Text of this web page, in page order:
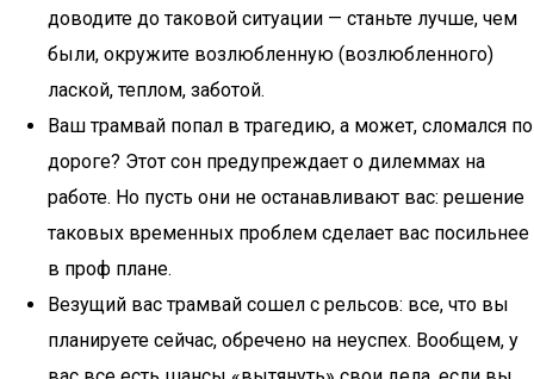
доводите до таковой ситуации — станьте лучше, чем
были, окружите возлюбленную (возлюбленного)
лаской, теплом, заботой.
Ваш трамвай попал в трагедию, а может, сломался по
дороге? Этот сон предупреждает о дилеммах на
работе. Но пусть они не останавливают вас: решение
таковых временных проблем сделает вас посильнее
в проф плане.
Везущий вас трамвай сошел с рельсов: все, что вы
планируете сейчас, обречено на неуспех. Вообщем, у